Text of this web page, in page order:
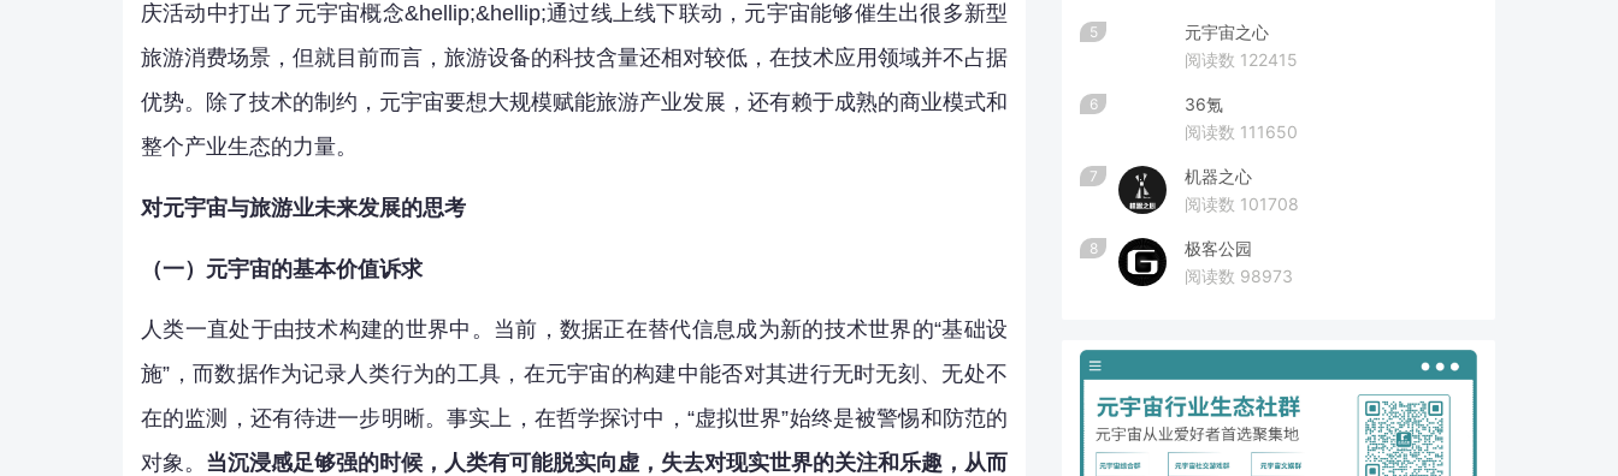
庆活动中打出了元宇宙概念&hellip;&hellip;通过线上线下联动，元宇宙能够催生出很多新型
旅游消费场景，但就目前而言，旅游设备的科技含量还相对较低，在技术应用领域并不占据
优势。除了技术的制约，元宇宙要想大规模赋能旅游产业发展，还有赖于成熟的商业模式和
整个产业生态的力量。
对元宇宙与旅游业未来发展的思考
（一）元宇宙的基本价值诉求
人类一直处于由技术构建的世界中。当前，数据正在替代信息成为新的技术世界的“基础设
施”，而数据作为记录人类行为的工具，在元宇宙的构建中能否对其进行无时无刻、无处不
在的监测，还有待进一步明晰。事实上，在哲学探讨中，“虚拟世界”始终是被警惕和防范的
对象。 当沉浸感足够强的时候，人类有可能脱实向虚，失去对现实世界的关注和乐趣，从而
5
元宇宙之心
阅读数 122415
6
36氪
阅读数 111650
7
机器之心
阅读数 101708
8
极客公园
阅读数 98973